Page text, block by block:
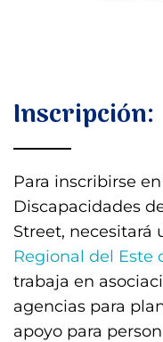
Inscripción:
Para inscribirse
Discapacidades
Street, necesitará
Regional del Este
trabaja en
agencias para
apoyo para